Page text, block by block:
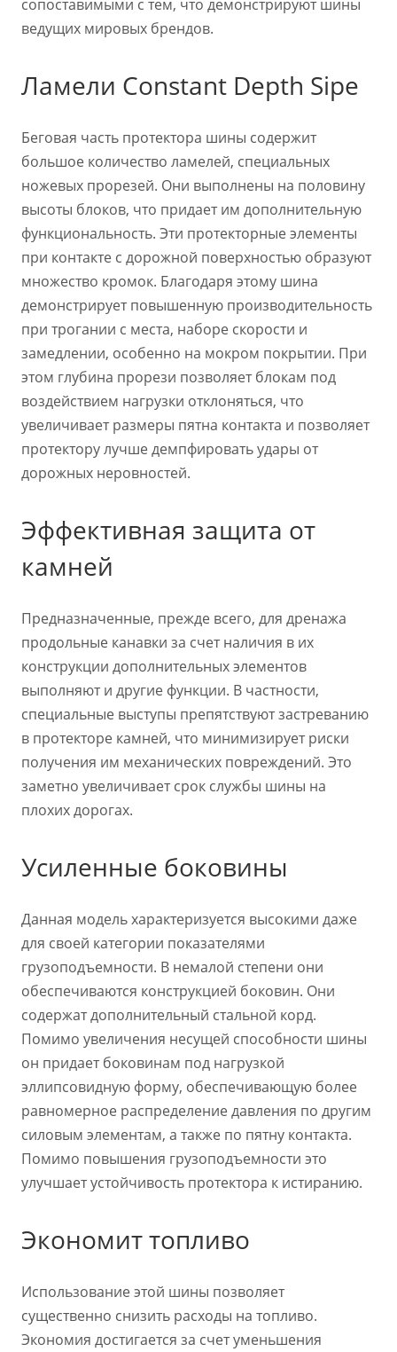
сопоставимыми с тем, что демонстрируют шины
ведущих мировых брендов.
Ламели Constant Depth Sipe
Беговая часть протектора шины содержит
большое количество ламелей, специальных
ножевых прорезей. Они выполнены на половину
высоты блоков, что придает им дополнительную
функциональность. Эти протекторные элементы
при контакте с дорожной поверхностью образуют
множество кромок. Благодаря этому шина
демонстрирует повышенную производительность
при трогании с места, наборе скорости и
замедлении, особенно на мокром покрытии. При
этом глубина прорези позволяет блокам под
воздействием нагрузки отклоняться, что
увеличивает размеры пятна контакта и позволяет
протектору лучше демпфировать удары от
дорожных неровностей.
Эффективная защита от
камней
Предназначенные, прежде всего, для дренажа
продольные канавки за счет наличия в их
конструкции дополнительных элементов
выполняют и другие функции. В частности,
специальные выступы препятствуют застреванию
в протекторе камней, что минимизирует риски
получения им механических повреждений. Это
заметно увеличивает срок службы шины на
плохих дорогах.
Усиленные боковины
Данная модель характеризуется высокими даже
для своей категории показателями
грузоподъемности. В немалой степени они
обеспечиваются конструкцией боковин. Они
содержат дополнительный стальной корд.
Помимо увеличения несущей способности шины
он придает боковинам под нагрузкой
эллипсовидную форму, обеспечивающую более
равномерное распределение давления по другим
силовым элементам, а также по пятну контакта.
Помимо повышения грузоподъемности это
улучшает устойчивость протектора к истиранию.
Экономит топливо
Использование этой шины позволяет
существенно снизить расходы на топливо.
Экономия достигается за счет уменьшения